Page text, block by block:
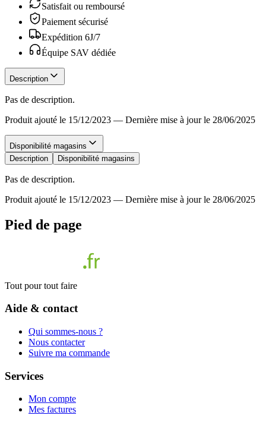
Satisfait ou remboursé
Paiement sécurisé
Expédition 6J/7
Équipe SAV dédiée
Description
Pas de description.
Produit ajouté le 15/12/2023 — Dernière mise à jour le 28/06/2025
Disponibilité magasins
Description
Disponibilité magasins
Pas de description.
Produit ajouté le 15/12/2023 — Dernière mise à jour le 28/06/2025
Pied de page
Tout pour tout faire
Aide & contact
Qui sommes-nous ?
Nous contacter
Suivre ma commande
Services
Mon compte
Mes factures